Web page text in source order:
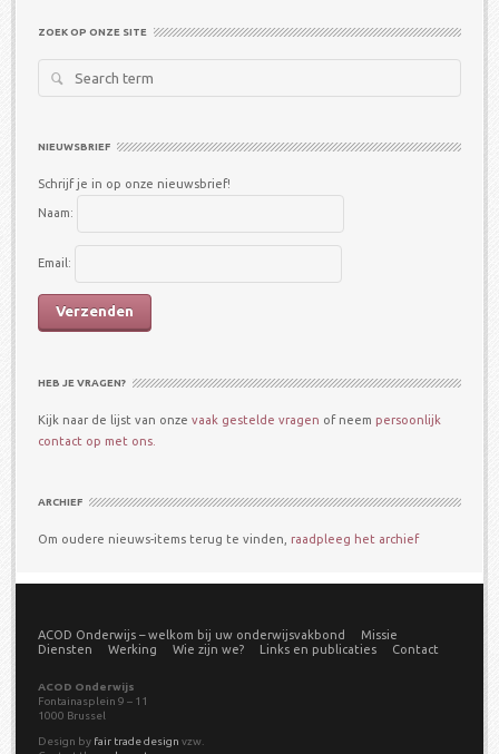
ZOEK OP ONZE SITE
NIEUWSBRIEF
Schrijf je in op onze nieuwsbrief!
Naam:
Email:
HEB JE VRAGEN?
Kijk naar de lijst van onze vaak gestelde vragen of neem persoonlijk
contact op met ons.
ARCHIEF
Om oudere nieuws-items terug te vinden, raadpleeg het archief
ACOD Onderwijs – welkom bij uw onderwijsvakbond
Missie
Diensten
Werking Wie zijn we? Links en publicaties Contact
ACOD Onderwijs
Fontainasplein 9 – 11
1000 Brussel
Design by fair trade design vzw.